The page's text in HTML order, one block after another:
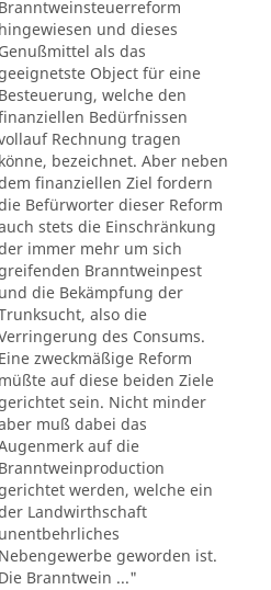
Branntweinsteuerreform
hingewiesen und dieses
Genußmittel als das
Object für eine
Besteuerung, welche den
Bedürfnissen
Rechnung tragen
könne, bezeichnet. Aber neben
finanziellen Ziel fordern
Befürworter dieser Reform
stets die Einschränkung
immer mehr um sich
Branntweinpest
und die Bekämpfung der
also die
des Consums.
Eine zweckmäßige Reform
müßte auf diese beiden Ziele
sein. Nicht minder
muß dabei das
auf die
Branntweinproduction
werden, welche ein
Landwirthschaft
unentbehrliches
Nebengewerbe geworden ist.
Die Branntwein ..."